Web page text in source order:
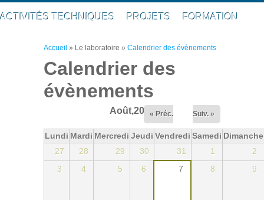
ACTIVITÉS TECHNIQUES PROJETS FORMATION
Vous êtes ici
Accueil » Le laboratoire » Calendrier des évènements
Calendrier des
évènements
Août,2026« Préc. Suiv. »
Lundi Mardi Mercredi Jeudi Vendredi Samedi Dimanche
27
28 29 30 31 1
2
3
4 5 6 7 8 9